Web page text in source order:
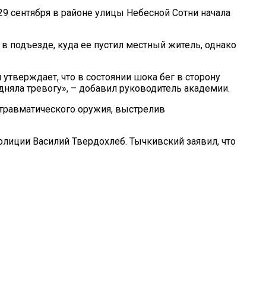
сентября в районе улицы Небесной Сотни начала
подъезде, куда ее пустил местный житель, однако
что в состоянии шока бег в сторону
тревогу», – добавил руководитель академии.
оружия, выстрелив
Василий Твердохлеб. Тычкивский заявил, что